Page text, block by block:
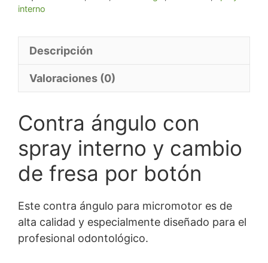
por
cantidad
interno
Descripción
Valoraciones (0)
Contra ángulo con
spray interno y cambio
de fresa por botón
Este contra ángulo para micromotor es de
alta calidad y especialmente diseñado para el
profesional odontológico.